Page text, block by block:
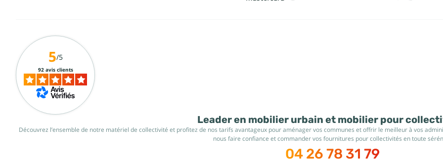
Leader en mobilier urbain et mobilier pour
Découvrez l’ensemble de notre matériel de collectivité et profitez de nos tarifs avantageux pour aménager vos communes et offrir le meilleur à vos
nous faire confiance et commander vos fournitures pour collectivités en toute
04 26 78 31 79
5/5
92 avis clients